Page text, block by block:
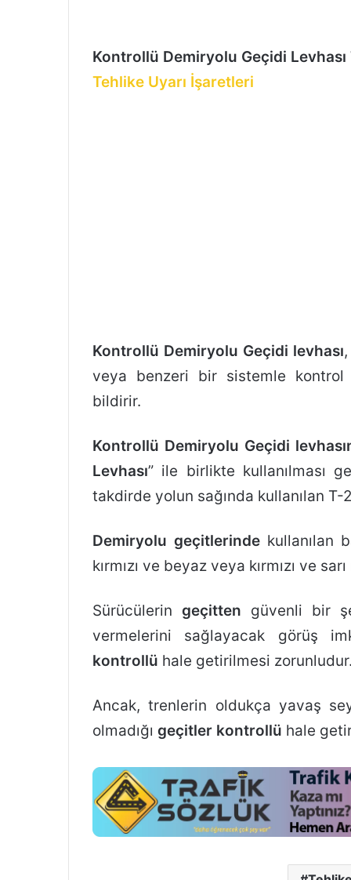
r
m
Kontrollü Demiryolu Geçidi
Tehlike Uyarı İşaretleri
Kontrollü Demiryolu Geçidi levhası,
veya benzeri bir sistemle
bildirir.
Kontrollü Demiryolu Geçidi
Levhası” ile birlikte kullanılması
takdirde yolun sağında kullanılan T-
Demiryolu geçitlerinde kullanılan
kırmızı ve beyaz veya kırmızı ve
Sürücüleringeçitten güvenli bir
vermelerini sağlayacak görüş
kontrollü hale getirilmesi zorunludur.
Ancak, trenlerin oldukça yavaş
olmadığı geçitler kontrollü hale